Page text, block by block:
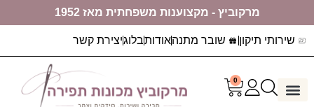
מרקוביץ - מקצוענות משפחתית מאז 1952
שירותי תיקון שובר מתנהאודותבלוגיצירת קשר
0